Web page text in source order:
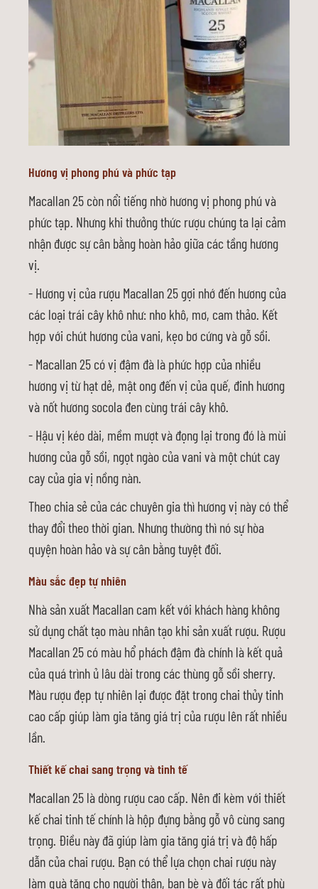
Hương vị phong phú và phức tạp
Macallan 25 còn nổi tiếng nhờ hương vị phong phú và
phức tạp. Nhưng khi thưởng thức rượu chúng ta lại cảm
nhận được sự cân bằng hoàn hảo giữa các tầng hương
vị.
- Hương vị của rượu Macallan 25 gợi nhớ đến hương của
các loại trái cây khô như: nho khô, mơ, cam thảo. Kết
hợp với chút hương của vani, kẹo bơ cứng và gỗ sồi.
- Macallan 25 có vị đậm đà là phức hợp của nhiều
hương vị từ hạt dẻ, mật ong đến vị của quế, đinh hương
và nốt hương socola đen cùng trái cây khô.
- Hậu vị kéo dài, mềm mượt và đọng lại trong đó là mùi
hương của gỗ sồi, ngọt ngào của vani và một chút cay
cay của gia vị nồng nàn.
Theo chia sẻ của các chuyên gia thì hương vị này có thể
thay đổi theo thời gian. Nhưng thường thì nó sự hòa
quyện hoàn hảo và sự cân bằng tuyệt đối.
Màu sắc đẹp tự nhiên
Nhà sản xuất Macallan cam kết với khách hàng không
sử dụng chất tạo màu nhân tạo khi sản xuất rượu. Rượu
Macallan 25 có màu hổ phách đậm đà chính là kết quả
của quá trình ủ lâu dài trong các thùng gỗ sồi sherry.
Màu rượu đẹp tự nhiên lại được đặt trong chai thủy tinh
cao cấp giúp làm gia tăng giá trị của rượu lên rất nhiều
lần.
Thiết kế chai sang trọng và tinh tế
Macallan 25 là dòng rượu cao cấp. Nên đi kèm với thiết
kế chai tinh tế chính là hộp đựng bằng gỗ vô cùng sang
trọng. Điều này đã giúp làm gia tăng giá trị và độ hấp
dẫn của chai rượu. Bạn có thể lựa chọn chai rượu này
làm quà tặng cho người thân, bạn bè và đối tác rất phù